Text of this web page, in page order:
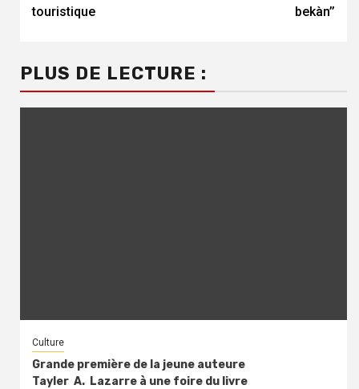
touristique bekàn’’
PLUS DE LECTURE :
Culture
Grande première de la jeune auteure
Tayler A. Lazarre à une foire du livre